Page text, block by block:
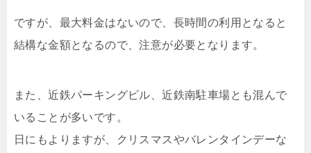
ですが、最大料金はないので、長時間の利用となると
結構な金額となるので、注意が必要となります。
また、近鉄パーキングビル、近鉄南駐車場とも混んで
いることが多いです。
日にもよりますが、クリスマスやバレンタインデーな